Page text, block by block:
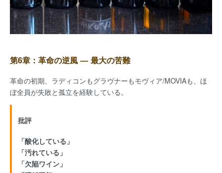
第6章：革命の逆風 ― 最大の苦難
革命の初期、ラディコンもグラヴナーもモヴィア/MOVIAも、ほ
ぼ全員が失敗と孤立を経験している。
批評
「酸化している」
「汚れている」
「欠陥ワイン」